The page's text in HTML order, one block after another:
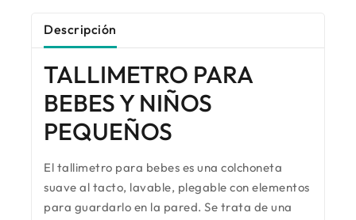
Descripción
TALLIMETRO PARA
BEBES Y NIÑOS
PEQUEÑOS
El tallimetro para bebes es una colchoneta
suave al tacto, lavable, plegable con elementos
para guardarlo en la pared. Se trata de una